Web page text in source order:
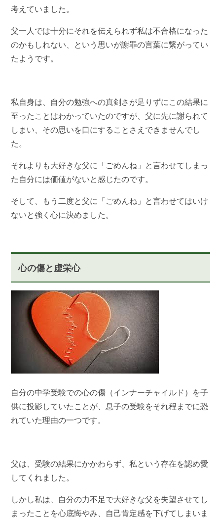
考えていました。
父一人では十分にそれを伝えられず私は不合格になった
のかもしれない、という思いが謝罪の言葉に繋がってい
たようです。
私自身は、自分の勉強への真剣さが足りずにこの結果に
至ったことはわかっていたのですが、父に先に謝られて
しまい、その思いを口にすることさえできませんでし
た。
それよりも大好きな父に「ごめんね」と言わせてしまっ
た自分には価値がないと感じたのです。
そして、もう二度と父に「ごめんね」と言わせてはいけ
ないと強く心に決めました。
心の傷と虚栄心
自分の中学受験での心の傷（インナーチャイルド）を子
供に投影していたことが、息子の受験をそれ程までに恐
れていた理由の一つです。
父は、受験の結果にかかわらず、私という存在を認め愛
してくれました。
しかし私は、自分の力不足で大好きな父を失望させてし
まったことを心底悔やみ、自己肯定感を下げてしまいま